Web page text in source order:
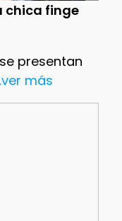
chica finge
presentan
más